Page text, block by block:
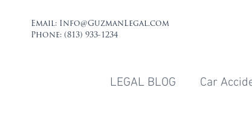
Email: Info@GuzmanLegal.com
Phone: (813) 933-1234
LEGAL BLOG Car